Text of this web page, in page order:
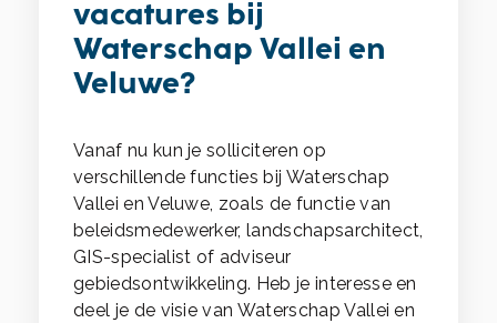
vacatures bij
Waterschap Vallei en
Veluwe?
Vanaf nu kun je solliciteren op
verschillende functies bij Waterschap
Vallei en Veluwe, zoals de functie van
beleidsmedewerker, landschapsarchitect,
GIS-specialist of adviseur
gebiedsontwikkeling. Heb je interesse en
deel je de visie van Waterschap Vallei en